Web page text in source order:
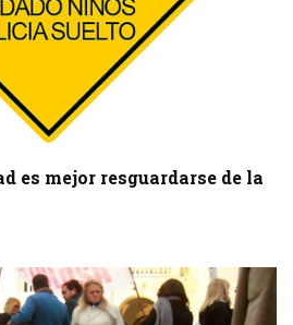
es mejor resguardarse de la